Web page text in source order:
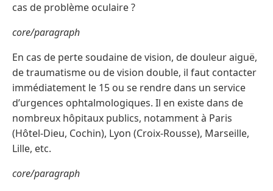
cas de problème oculaire ?
core/paragraph
En cas de perte soudaine de vision, de douleur aiguë,
de traumatisme ou de vision double, il faut contacter
immédiatement le 15 ou se rendre dans un service
d’urgences ophtalmologiques. Il en existe dans de
nombreux hôpitaux publics, notamment à Paris
(Hôtel-Dieu, Cochin), Lyon (Croix-Rousse), Marseille,
Lille, etc.
core/paragraph